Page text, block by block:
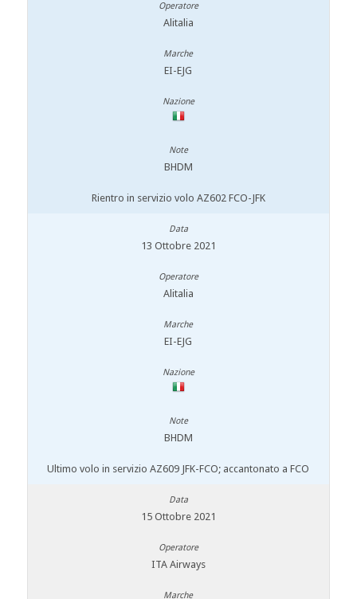
Alitalia
EI-EJG
BHDM
Rientro in servizio volo AZ602 FCO-JFK
13 Ottobre 2021
Alitalia
EI-EJG
BHDM
Ultimo volo in servizio AZ609 JFK-FCO; accantonato a FCO
15 Ottobre 2021
ITA Airways